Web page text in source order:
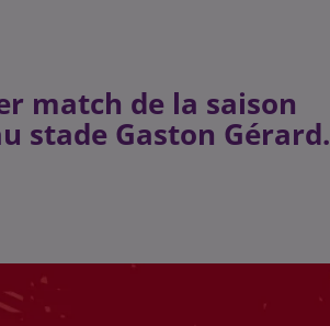
match de la saison
stade Gaston Gérard.